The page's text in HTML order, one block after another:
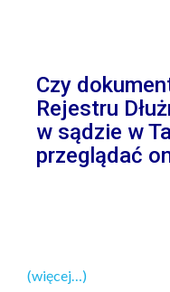
Czy
Rejestru
w sądzie w
przeglądać
(więcej…)